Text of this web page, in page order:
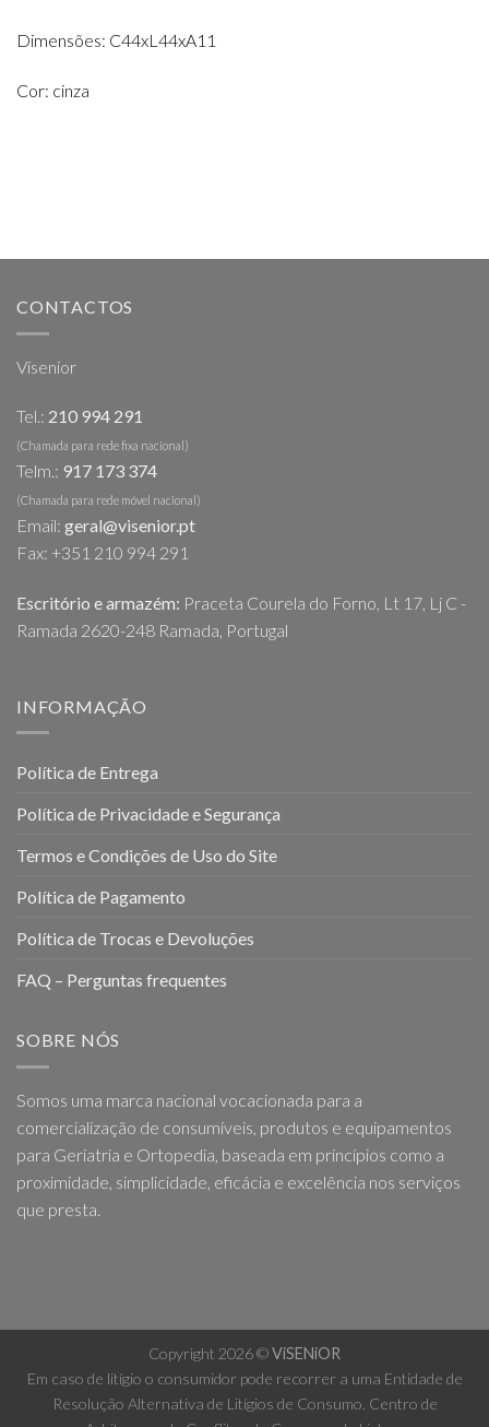
Dimensões: C44xL44xA11
Cor: cinza
CONTACTOS
Visenior
Tel.: 210 994 291
(Chamada para rede fixa nacional)
Telm.: 917 173 374
(Chamada para rede móvel nacional)
Email: geral@visenior.pt
Fax: +351 210 994 291
Escritório e armazém: Praceta Courela do Forno, Lt 17, Lj C -
Ramada 2620-248 Ramada, Portugal
INFORMAÇÃO
Política de Entrega
Política de Privacidade e Segurança
Termos e Condições de Uso do Site
Política de Pagamento
Política de Trocas e Devoluções
FAQ – Perguntas frequentes
SOBRE NÓS
Somos uma marca nacional vocacionada para a
comercialização de consumíveis, produtos e equipamentos
para Geriatria e Ortopedia, baseada em princípios como a
proximidade, simplicidade, eficácia e excelência nos serviços
que presta.
Copyright 2026 ©ViSENiOR
Em caso de litígio o consumidor pode recorrer a uma Entidade de
Resolução Alternativa de Litígios de Consumo. Centro de